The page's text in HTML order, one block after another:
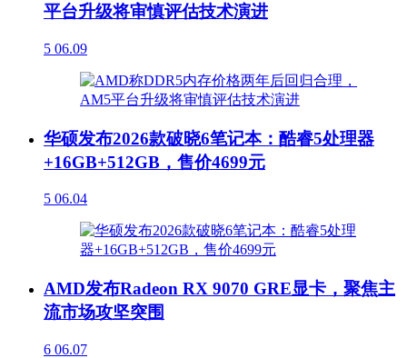
平台升级将审慎评估技术演进
5 06.09
华硕发布2026款破晓6笔记本：酷睿5处理器
+16GB+512GB，售价4699元
5 06.04
AMD发布Radeon RX 9070 GRE显卡，聚焦主
流市场攻坚突围
6 06.07